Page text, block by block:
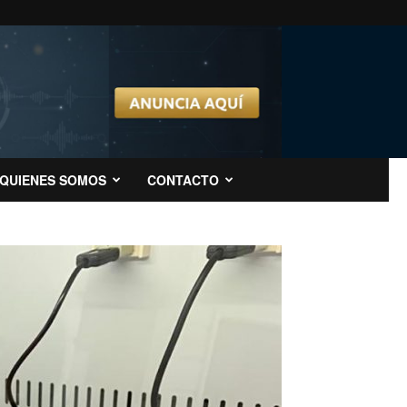
QUIENES SOMOS CONTACTO